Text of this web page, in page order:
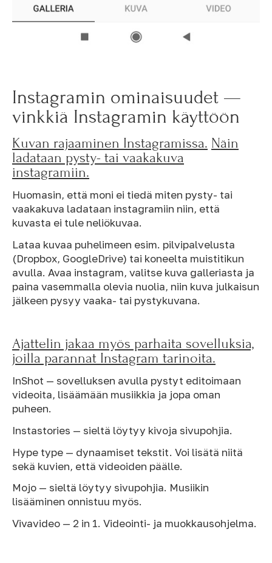
Instagramin ominaisuudet —
vinkkiä Instagramin käyttöön
Kuvan rajaaminen Instagramissa. Näin
ladataan pysty- tai vaakakuva
instagramiin.
Huomasin, että moni ei tiedä miten pysty- tai
vaakakuva ladataan instagramiin niin, että
kuvasta ei tule neliökuvaa.
Lataa kuvaa puhelimeen esim. pilvipalvelusta
(Dropbox, GoogleDrive) tai koneelta muistitikun
avulla. Avaa instagram, valitse kuva galleriasta ja
paina vasemmalla olevia nuolia, niin kuva julkaisun
jälkeen pysyy vaaka- tai pystykuvana.
Ajattelin jakaa myös parhaita sovelluksia,
joilla parannat Instagram tarinoita.
InShot — sovelluksen avulla pystyt editoimaan
videoita, lisäämään musiikkia ja jopa oman
puheen.
Instastories — sieltä löytyy kivoja sivupohjia.
Hype type — dynaamiset tekstit. Voi lisätä niitä
sekä kuvien, että videoiden päälle.
Mojo — sieltä löytyy sivupohjia. Musiikin
lisääminen onnistuu myös.
Vivavideo — 2 in 1. Videointi- ja muokkausohjelma.